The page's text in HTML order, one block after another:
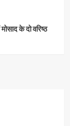
के दो वरिष्ठ